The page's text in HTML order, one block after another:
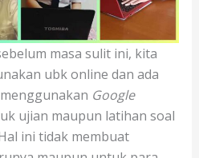
masa sulit ini, kita
ubk online dan ada
Google
ujian maupun latihan soal
ini tidak membuat